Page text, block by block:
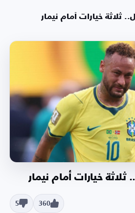
ثلاثة خيارات أمام نيمار
ثلاثة خيارات أمام نيمار
360
5